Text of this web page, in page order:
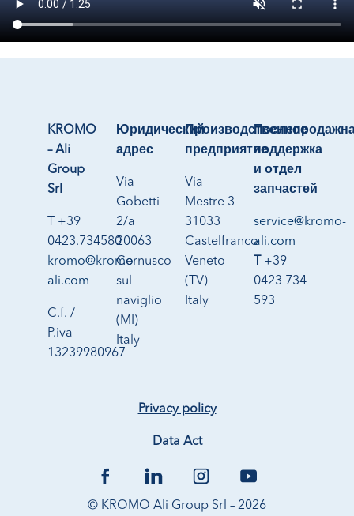
KROMO
– Ali
Group
Srl
T +39
0423.734580
kromo@kromo-
ali.com
C.f. /
P.iva
13239980967
Юридический
адрес
Via
Gobetti
2/a
20063
Cernusco
sul
naviglio
(MI)
Italy
Производственное
предприятие
Via
Mestre 3
31033
Castelfranco
Veneto
(TV)
Italy
поддержка
и отдел
запчастей
service@kromo-
ali.com
+39
0423 734
593
Privacy policy
Data Act
© KROMO Ali Group Srl – 2026